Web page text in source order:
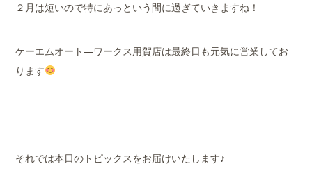
２月は短いので特にあっという間に過ぎていきますね！
ケーエムオート―ワークス用賀店は最終日も元気に営業してお
ります
それでは本日のトピックスをお届けいたします♪